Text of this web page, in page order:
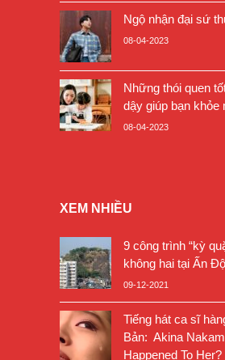
Ngộ nhận đại sứ
08-04-2023
Những thói quen
dậy giúp bạn khỏe
08-04-2023
XEM NHIỀU
9 công trình “kỳ
không hai tại Ấn Độ
09-12-2021
Tiếng hát ca sĩ
Bản: Akina
Happened To Her?